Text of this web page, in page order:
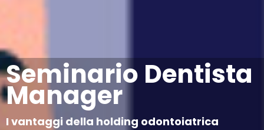
Seminario Dentista
Manager
I vantaggi della holding odontoiatrica